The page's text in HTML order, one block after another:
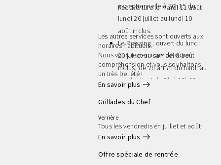
Réouverture le mardi 11 août.
exceptionnelle à 20h15 du
lundi 20 juillet au lundi 10
août inclus.
Le Pressing : ouvert du lundi
20 juillet au samedi 8 août
inclus, de 7h à 17h du lundi au
vendredi, et de 9h à 13h30 les
Les autres services sont ouverts aux
horaires habituels.
Nous vous remercions de votre
compréhension et vous souhaitons
un très bel été !
En savoir plus arrow_right_alt
Grillades du Chef
Verrière
Tous les vendredis en juillet et août
En savoir plus arrow_right_alt
Offre spéciale de rentrée